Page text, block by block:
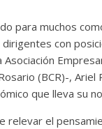
para muchos
con
(BCR)-, Ariel
que lleva su
relevar el